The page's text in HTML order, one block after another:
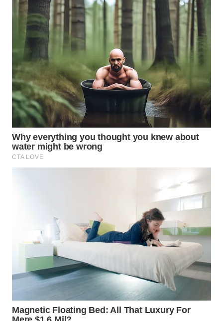
PERSONA
WAHANA
OTOMOTIF
WAHANA
HEALTH
WAHANA
DESA
WISATA
LAPAK
WAHANA
LISTRIK
MASYARAKAT
KELISTRIKAN
WALINKI
ID